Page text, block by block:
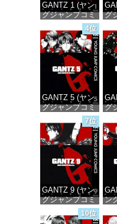
GANTZ 1 (ヤン
グジャンプコミ
ックスDIGITAL)
価格：¥100
グ
4位
GANTZ 5 (ヤン
グジャンプコミ
ックスDIGITAL)
価格：¥100
グ
7位
GANTZ 9 (ヤン
グジャンプコミ
ックスDIGITAL)
ン
10位